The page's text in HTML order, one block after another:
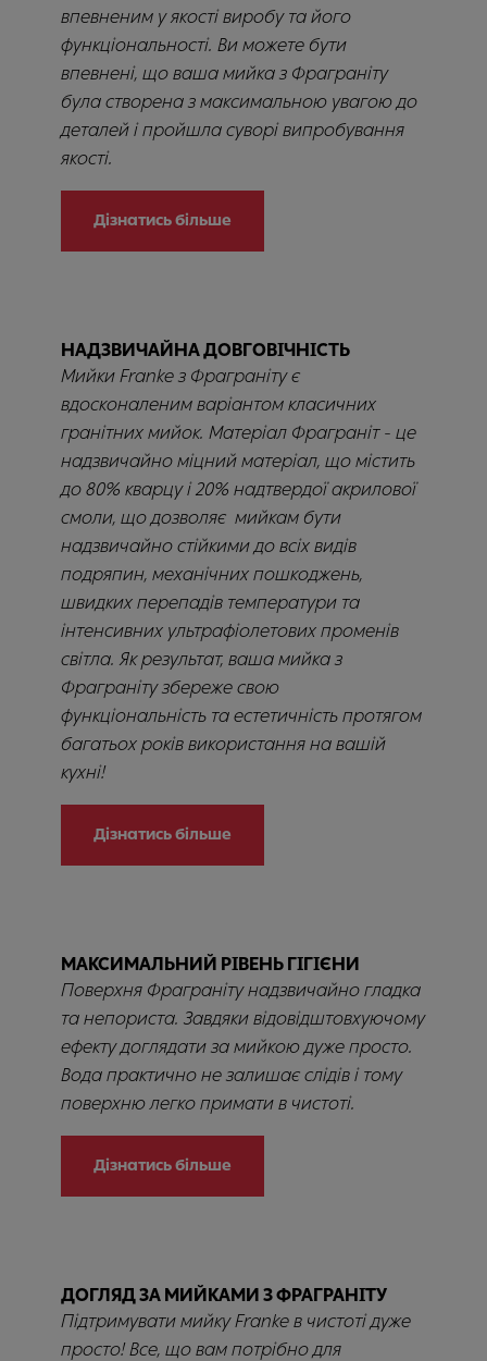
впевненим у якості виробу та його
функціональності. Ви можете бути
впевнені, що ваша мийка з Фраграніту
була створена з максимальною увагою до
деталей і пройшла суворі випробування
якості.
Дізнатись більше
НАДЗВИЧАЙНА ДОВГОВІЧНІСТЬ
Мийки Franke з Фраграніту є
вдосконаленим варіантом класичних
гранітних мийок. Матеріал Фраграніт - це
надзвичайно міцний матеріал, що містить
до 80% кварцу і 20% надтвердої акрилової
смоли, що дозволяє мийкам бути
надзвичайно стійкими до всіх видів
подряпин, механічних пошкоджень,
швидких перепадів температури та
інтенсивних ультрафіолетових променів
світла. Як результат, ваша мийка з
Фраграніту збереже свою
функціональність та естетичність протягом
багатьох років використання на вашій
кухні!
Дізнатись більше
МАКСИМАЛЬНИЙ РІВЕНЬ ГІГІЄНИ
Поверхня Фраграніту надзвичайно гладка
та непориста. Завдяки відовідштовхуючому
ефекту доглядати за мийкою дуже просто.
Вода практично не залишає слідів і тому
поверхню легко примати в чистоті.
Дізнатись більше
ДОГЛЯД ЗА МИЙКАМИ З ФРАГРАНІТУ
Підтримувати мийку Franke в чистоті дуже
просто! Все, що вам потрібно для